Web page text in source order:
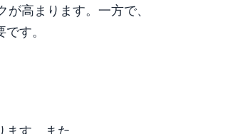
高まります。一方で、
す。